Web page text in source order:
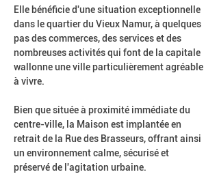
Elle bénéficie d'une situation exceptionnelle
dans le quartier du Vieux Namur, à quelques
pas des commerces, des services et des
nombreuses activités qui font de la capitale
wallonne une ville particulièrement agréable
à vivre.
Bien que située à proximité immédiate du
centre-ville, la Maison est implantée en
retrait de la Rue des Brasseurs, offrant ainsi
un environnement calme, sécurisé et
préservé de l'agitation urbaine.